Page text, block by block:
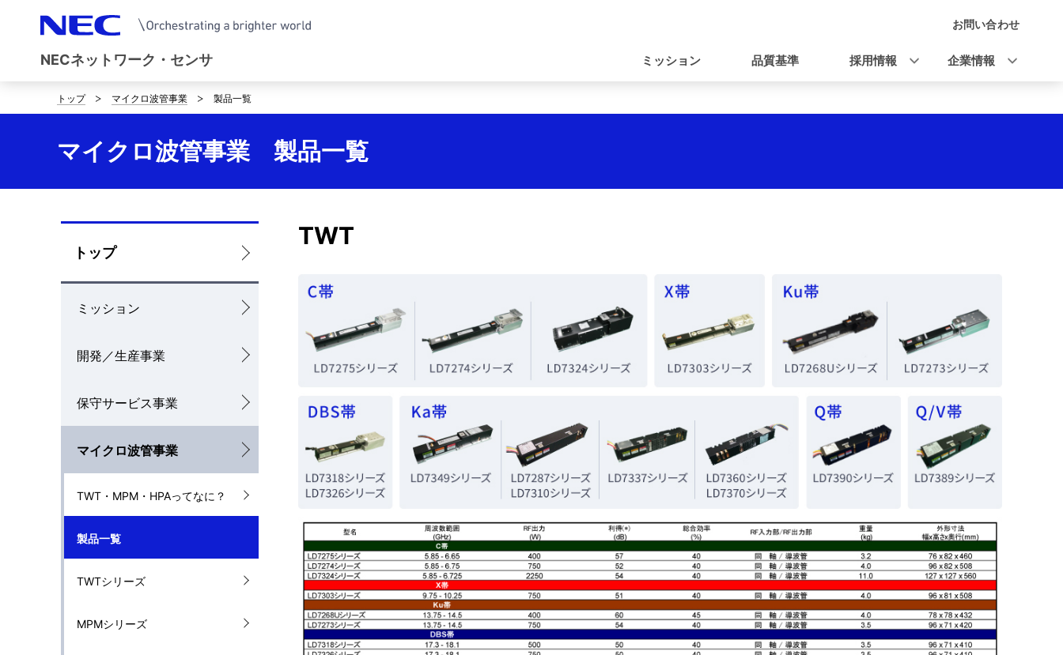
NECネットワーク・センサ
ゲ
ー
お問い合わせ
ミッション 品質基準 採用情報 企業情報
サ
ト
の
在
トップ マイクロ波管事業 製品一覧
マイクロ波管事業 製品一覧
ロ
ー
カ
ル
ビ
ー
シ
ョ
ン
トップ
ミッション
開発／生産事業
保守サービス事業
マイクロ波管事業
TWT・MPM・HPAってなに？
製品一覧
TWTシリーズ
MPMシリーズ
TWT